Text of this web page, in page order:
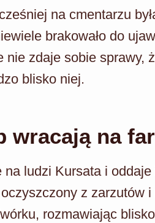
na cmentarzu
brakowało do
nie zdaje sobie sprawy,
blisko niej.
wracają na
na ludzi Kursata i
z zarzutów
rozmawiając